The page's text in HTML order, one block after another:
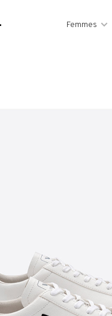
Femmes